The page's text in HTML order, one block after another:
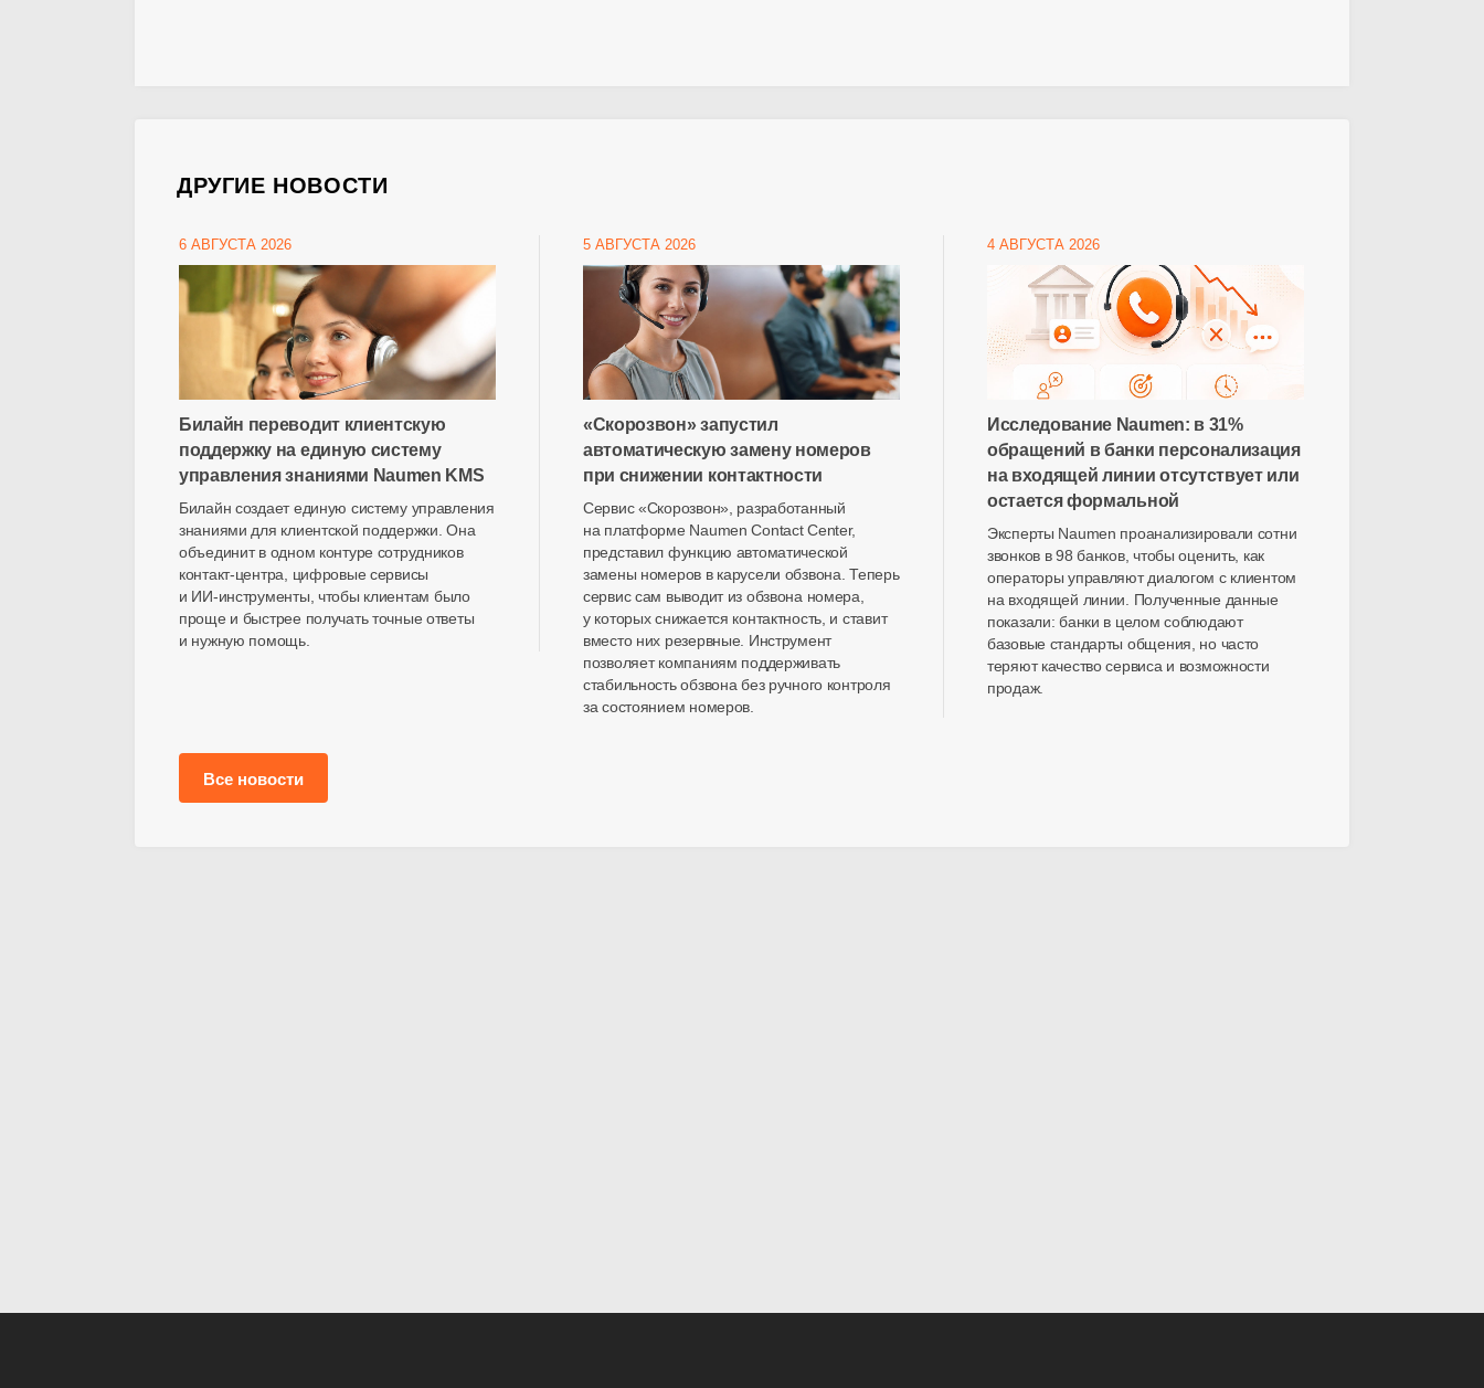
ДРУГИЕ НОВОСТИ
6 АВГУСТА 2026
Билайн переводит клиентскую
поддержку на единую систему
управления знаниями Naumen KMS
Билайн создает единую систему управления
знаниями для клиентской поддержки. Она
объединит в одном контуре сотрудников
контакт-центра , цифровые сервисы
и ИИ-инструменты , чтобы клиентам было
проще и быстрее получать точные ответы
и нужную помощь.
5 АВГУСТА 2026
«Скорозвон» запустил
автоматическую замену номеров
при снижении контактности
Сервис «Скорозвон», разработанный
на платформе Naumen Contact Center,
представил функцию автоматической
замены номеров в карусели обзвона. Теперь
сервис сам выводит из обзвона номера,
у которых снижается контактность, и ставит
вместо них резервные. Инструмент
позволяет компаниям поддерживать
стабильность обзвона без ручного контроля
за состоянием номеров.
4 АВГУСТА 2026
Исследование Naumen: в 31%
обращений в банки персонализация
на входящей линии отсутствует или
остается формальной
Эксперты Naumen проанализировали сотни
звонков в 98 банков, чтобы оценить, как
операторы управляют диалогом с клиентом
на входящей линии. Полученные данные
показали: банки в целом соблюдают
базовые стандарты общения, но часто
теряют качество сервиса и возможности
продаж.
Все новости